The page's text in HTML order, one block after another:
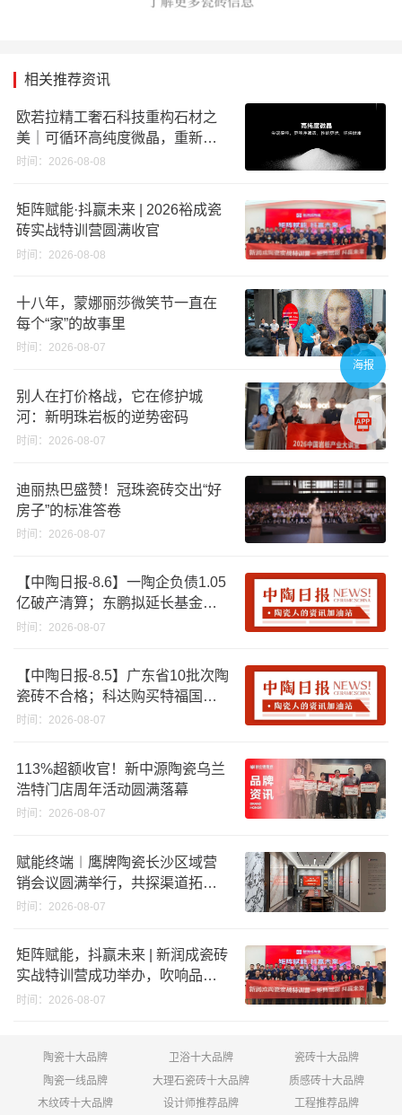
相关推荐资讯
欧若拉精工奢石科技重构石材之
美｜可循环高纯度微晶，重新定
义高端奢石原料
时间：2026-08-08
矩阵赋能·抖赢未来 | 2026裕成瓷
砖实战特训营圆满收官
时间：2026-08-08
十八年，蒙娜丽莎微笑节一直在
每个“家”的故事里
时间：2026-08-07
别人在打价格战，它在修护城
河：新明珠岩板的逆势密码
时间：2026-08-07
迪丽热巴盛赞！冠珠瓷砖交出“好
房子”的标准答卷
时间：2026-08-07
【中陶日报-8.6】一陶企负债1.05
亿破产清算；东鹏拟延长基金投
资期限；工信部开展建陶行业能
时间：2026-08-07
【中陶日报-8.5】广东省10批次陶
瓷砖不合格；科达购买特福国际
股份申请未通过；蒙娜丽莎5千万
破18亿元
时间：2026-08-07
113%超额收官！新中源陶瓷乌兰
浩特门店周年活动圆满落幕
时间：2026-08-07
赋能终端︱鹰牌陶瓷长沙区域营
销会议圆满举行，共探渠道拓展
与门店升级新路径
时间：2026-08-07
矩阵赋能，抖赢未来 | 新润成瓷砖
实战特训营成功举办，吹响品牌
秋季营销冲锋号！
时间：2026-08-07
陶瓷十大品牌 卫浴十大品牌
瓷砖十大品牌
陶瓷一线品牌
大理石瓷砖十大品牌
质感砖十大品牌
木纹砖十大品牌
设计师推荐品牌 工程推荐品牌
海报